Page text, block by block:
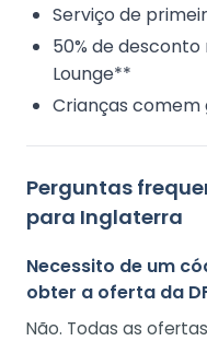
Serviço de
50% de
Lounge**
Crianças
Perguntas
para Inglaterra
Necessito de um
obter a oferta da
Não. Todas as